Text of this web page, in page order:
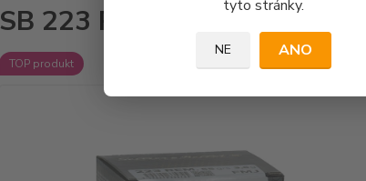
tyto stránky.
NE ANO
SB 223 REM. - FMJ 55grs
TOP produkt